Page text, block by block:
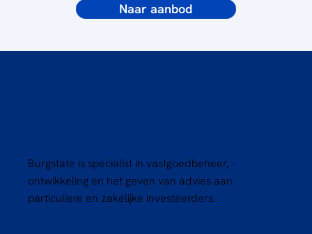
Naar aanbod
Burgstate is specialist in vastgoedbeheer, -
ontwikkeling en het geven van advies aan
particuliere en zakelijke investeerders.